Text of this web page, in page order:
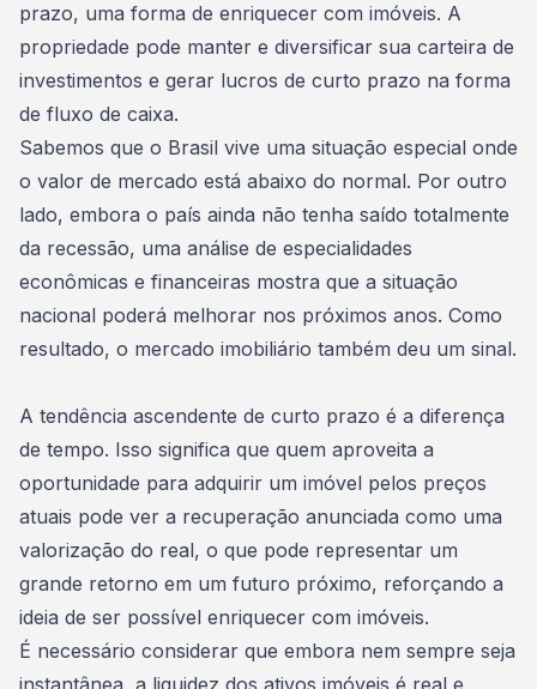
prazo, uma forma de enriquecer com imóveis. A
propriedade pode manter e diversificar sua carteira de
investimentos e gerar lucros de curto prazo na forma
de fluxo de caixa.
Sabemos que o Brasil vive uma situação especial onde
o valor de mercado está abaixo do normal. Por outro
lado, embora o país ainda não tenha saído totalmente
da recessão, uma análise de especialidades
econômicas e financeiras mostra que a situação
nacional poderá melhorar nos próximos anos. Como
resultado, o mercado imobiliário também deu um sinal.
A tendência ascendente de curto prazo é a diferença
de tempo. Isso significa que quem aproveita a
oportunidade para adquirir um imóvel pelos preços
atuais pode ver a recuperação anunciada como uma
valorização do real, o que pode representar um
grande retorno em um futuro próximo, reforçando a
ideia de ser possível enriquecer com imóveis.
É necessário considerar que embora nem sempre seja
instantânea, a liquidez dos ativos imóveis é real e